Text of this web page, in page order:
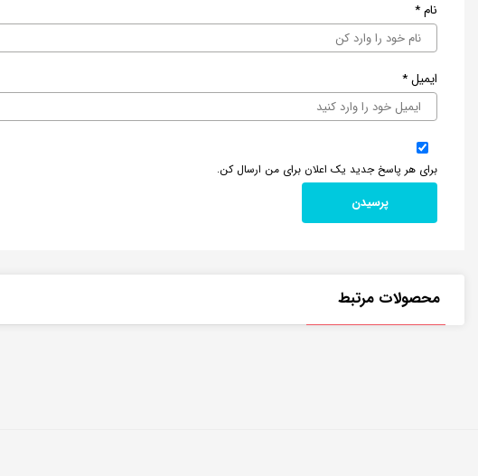
نام*
ایمیل*
برای هر پاسخ جدید یک اعلان برای من ارسال کن.
محصولات مرتبط